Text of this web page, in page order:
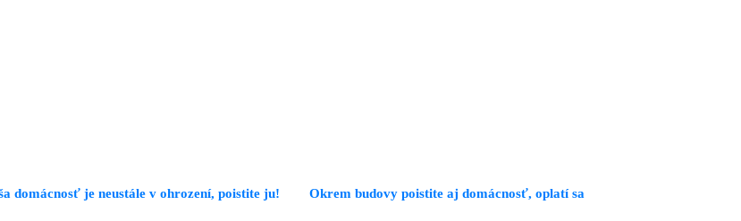
domácnosť je neustále v ohrození, poistite ju! Okrem budovy poistite aj domácnosť, oplatí sa